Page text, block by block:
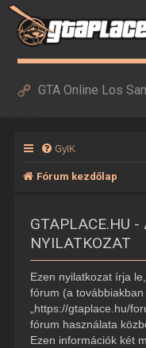
GTA Online Los
GyIK
Fórum kezdőlap
GTAPLACE.HU
NYILATKOZAT
Ezen nyilatkozat írja
fórum (a továbbiakban
„https://gtaplace.hu/
fórum használata
Ezen információk két